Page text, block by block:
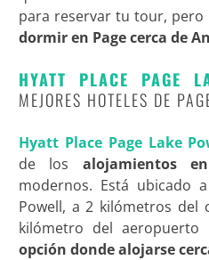
para reservar tu tour,
dormir en Page cerca de
HYATT PLACE PAGE
MEJORES HOTELES DE
Hyatt Place Page Lake
de los alojamientos
modernos. Está ubicado
Powell, a 2 kilómetros del
kilómetro del
opción donde alojarse